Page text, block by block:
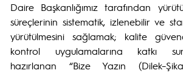
Daire Başkanlığımız tarafından
süreçlerinin sistematik, izlenebilir ve
yürütülmesini sağlamak; kalite
kontrol uygulamalarına katkı
hazırlanan “Bize Yazın